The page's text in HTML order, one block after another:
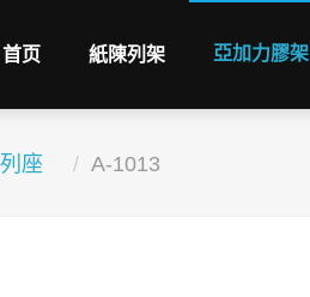
首页 紙陳列架 亞加力膠架
座 A-1013